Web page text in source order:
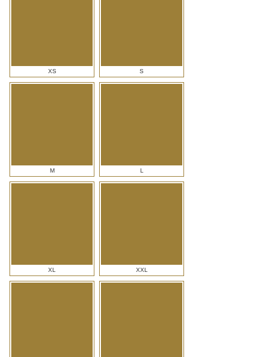
XS S
M L
XL XXL